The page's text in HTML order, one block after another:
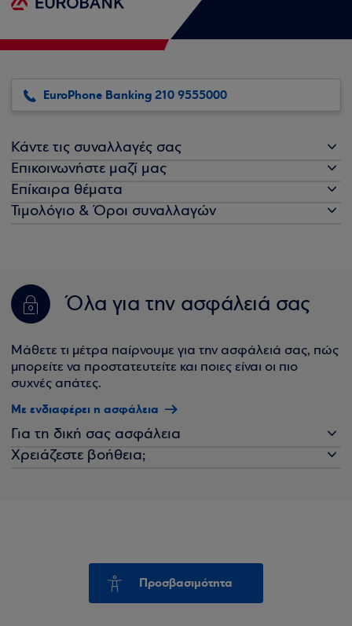
EuroPhone Banking 210 9555000
Κάντε τις συναλλαγές σας
Επικοινωνήστε μαζί μας
Επίκαιρα θέματα
Τιμολόγιο & Όροι συναλλαγών
Όλα για την ασφάλειά σας
Μάθετε τι μέτρα παίρνουμε για την ασφάλειά σας, πώς
μπορείτε να προστατευτείτε και ποιες είναι οι πιο
συχνές απάτες.
Με ενδιαφέρει η ασφάλεια
Για τη δική σας ασφάλεια
Χρειάζεστε βοήθεια;
Προσβασιμότητα